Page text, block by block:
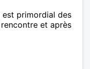
primordial des
et après